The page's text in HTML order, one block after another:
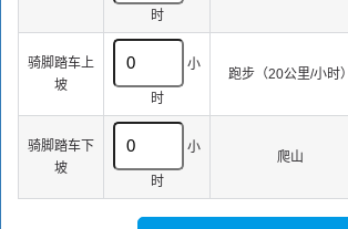
时
骑脚踏车上
坡
小
时
跑步（20公里/小时）
骑脚踏车下
坡
小
时
爬山